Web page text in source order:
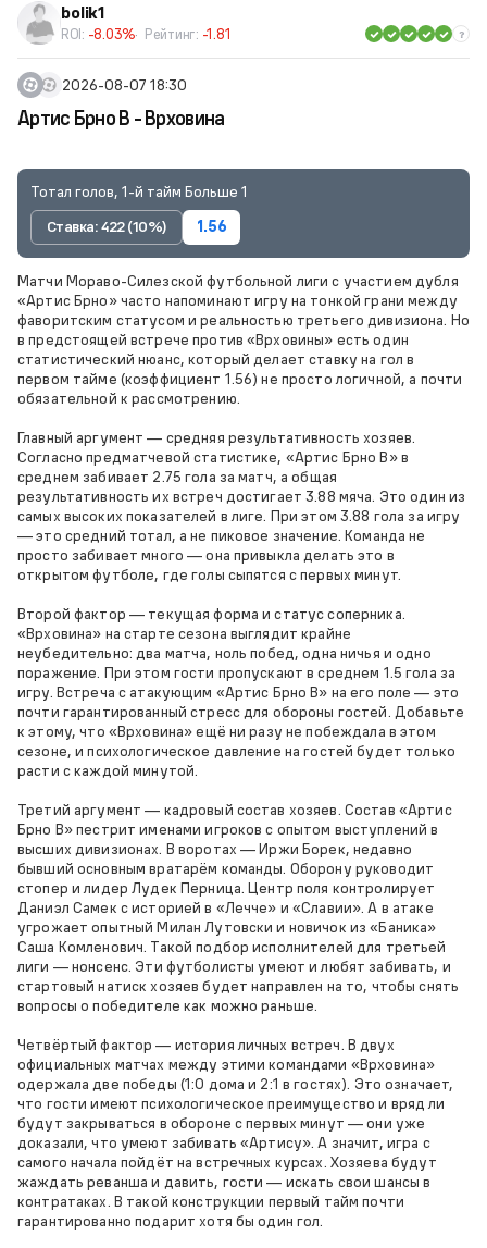
bolik1
ROI: -8.03% Рейтинг: -1.81
2026-08-07 18:30
Артис Брно В - Врховина
Тотал голов, 1-й тайм Больше 1
Ставка: 422 (10%)
1.56
Матчи Мораво-Силезской футбольной лиги с участием дубля
«Артис Брно» часто напоминают игру на тонкой грани между
фаворитским статусом и реальностью третьего дивизиона. Но
в предстоящей встрече против «Врховины» есть один
статистический нюанс, который делает ставку на гол в
первом тайме (коэффициент 1.56) не просто логичной, а почти
обязательной к рассмотрению.
Главный аргумент — средняя результативность хозяев.
Согласно предматчевой статистике, «Артис Брно В» в
среднем забивает 2.75 гола за матч, а общая
результативность их встреч достигает 3.88 мяча. Это один из
самых высоких показателей в лиге. При этом 3.88 гола за игру
— это средний тотал, а не пиковое значение. Команда не
просто забивает много — она привыкла делать это в
открытом футболе, где голы сыпятся с первых минут.
Второй фактор — текущая форма и статус соперника.
«Врховина» на старте сезона выглядит крайне
неубедительно: два матча, ноль побед, одна ничья и одно
поражение. При этом гости пропускают в среднем 1.5 гола за
игру. Встреча с атакующим «Артис Брно В» на его поле — это
почти гарантированный стресс для обороны гостей. Добавьте
к этому, что «Врховина» ещё ни разу не побеждала в этом
сезоне, и психологическое давление на гостей будет только
расти с каждой минутой.
Третий аргумент — кадровый состав хозяев. Состав «Артис
Брно В» пестрит именами игроков с опытом выступлений в
высших дивизионах. В воротах — Иржи Борек, недавно
бывший основным вратарём команды. Оборону руководит
стопер и лидер Лудек Перница. Центр поля контролирует
Даниэл Самек с историей в «Лечче» и «Славии». А в атаке
угрожает опытный Милан Лутовски и новичок из «Баника»
Саша Комленович. Такой подбор исполнителей для третьей
лиги — нонсенс. Эти футболисты умеют и любят забивать, и
стартовый натиск хозяев будет направлен на то, чтобы снять
вопросы о победителе как можно раньше.
Четвёртый фактор — история личных встреч. В двух
официальных матчах между этими командами «Врховина»
одержала две победы (1:0 дома и 2:1 в гостях). Это означает,
что гости имеют психологическое преимущество и вряд ли
будут закрываться в обороне с первых минут — они уже
доказали, что умеют забивать «Артису». А значит, игра с
самого начала пойдёт на встречных курсах. Хозяева будут
жаждать реванша и давить, гости — искать свои шансы в
контратаках. В такой конструкции первый тайм почти
гарантированно подарит хотя бы один гол.